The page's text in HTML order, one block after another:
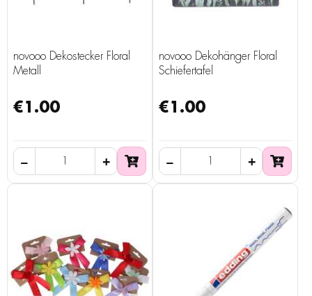
novooo Dekostecker Floral
Metall
€1.00
novooo Dekohänger Floral
Schiefertafel
€1.00